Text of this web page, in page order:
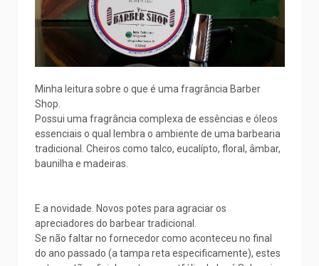
Minha leitura sobre o que é uma fragrância Barber
Shop.
Possui uma fragrância complexa de essências e óleos
essenciais o qual lembra o ambiente de uma barbearia
tradicional. Cheiros como talco, eucalípto, floral, âmbar,
baunilha e madeiras.
E a novidade. Novos potes para agraciar os
apreciadores do barbear tradicional.
Se não faltar no fornecedor como aconteceu no final
do ano passado (a tampa reta especificamente), estes